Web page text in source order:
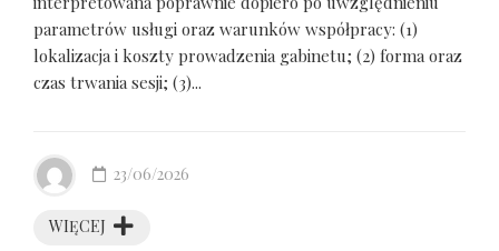
parametrów usługi oraz warunków współpracy: (1)
lokalizacja i koszty prowadzenia gabinetu; (2) forma oraz
czas trwania sesji; (3)...
WIĘCEJ
23/06/2026